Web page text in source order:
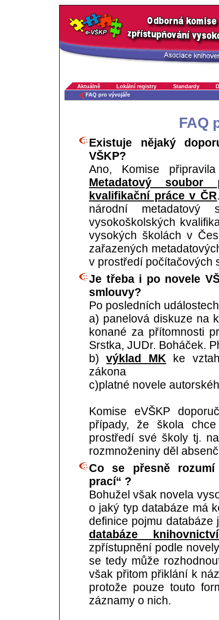
Aktuálně Lokální registry Standardy
FAQ pro vývojáře
FAQ
Existuje nějaký
VŠKP?
Ano, Komise
Metadatový soubor
kvalifikační práce v ČR
národní metadatový
vysokoškolských
vysokých školách v
zařazených
v prostředí počítačových
Je třeba i po novele
smlouvy?
Po posledních
a) panelová diskuze na
konané za přítomnosti
Srstka, JUDr. Boháček.
b)výklad MK ke
zákona
c)platné novele
Komise eVŠKP
případy, že škola
prostředí své školy tj.
rozmnoženiny děl
Co se přesně rozumí
prací“ ?
Bohužel však novela
o jaký typ databáze má
definice pojmu
databáze
zpřístupnění podle
se tedy může
však přitom přiklání k
protože pouze touto
záznamy o nich.